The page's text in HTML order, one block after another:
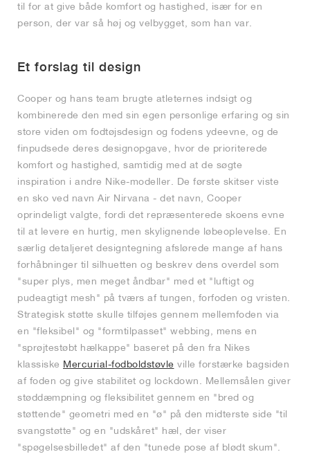
til for at give både komfort og hastighed, især for en
person, der var så høj og velbygget, som han var.
Et forslag til design
Cooper og hans team brugte atleternes indsigt og
kombinerede den med sin egen personlige erfaring og sin
store viden om fodtøjsdesign og fodens ydeevne, og de
finpudsede deres designopgave, hvor de prioriterede
komfort og hastighed, samtidig med at de søgte
inspiration i andre Nike-modeller. De første skitser viste
en sko ved navn Air Nirvana - det navn, Cooper
oprindeligt valgte, fordi det repræsenterede skoens evne
til at levere en hurtig, men skylignende løbeoplevelse. En
særlig detaljeret designtegning afslørede mange af hans
forhåbninger til silhuetten og beskrev dens overdel som
"super plys, men meget åndbar" med et "luftigt og
pudeagtigt mesh" på tværs af tungen, forfoden og vristen.
Strategisk støtte skulle tilføjes gennem mellemfoden via
en "fleksibel" og "formtilpasset" webbing, mens en
"sprøjtestøbt hælkappe" baseret på den fra Nikes
klassiske Mercurial-fodboldstøvle ville forstærke bagsiden
af foden og give stabilitet og lockdown. Mellemsålen giver
støddæmpning og fleksibilitet gennem en "bred og
støttende" geometri med en "ø" på den midterste side "til
svangstøtte" og en "udskåret" hæl, der viser
"spøgelsesbilledet" af den "tunede pose af blødt skum".